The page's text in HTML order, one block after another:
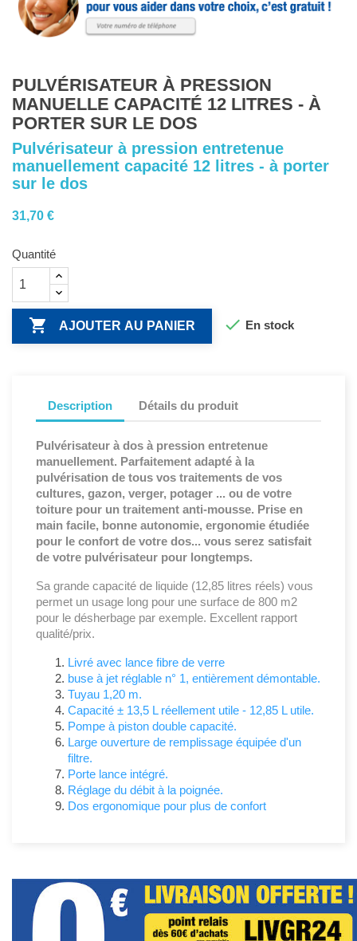
PULVÉRISATEUR À PRESSION
MANUELLE CAPACITÉ 12 LITRES - À
PORTER SUR LE DOS
Pulvérisateur à pression entretenue
manuellement capacité 12 litres - à porter
sur le dos
31,70 €
Quantité
 AJOUTER AU PANIER  En stock
Description Détails du produit
Pulvérisateur à dos à pression entretenue
manuellement. Parfaitement adapté à la
pulvérisation de tous vos traitements de vos
cultures, gazon, verger, potager ... ou de votre
toiture pour un traitement anti-mousse. Prise en
main facile, bonne autonomie, ergonomie étudiée
pour le confort de votre dos... vous serez satisfait
de votre pulvérisateur pour longtemps.
Sa grande capacité de liquide (12,85 litres réels) vous
permet un usage long pour une surface de 800 m2
pour le désherbage par exemple. Excellent rapport
qualité/prix.
Livré avec lance fibre de verre
buse à jet réglable n° 1, entièrement démontable.
Tuyau 1,20 m.
Capacité ± 13,5 L réellement utile - 12,85 L utile.
Pompe à piston double capacité.
Large ouverture de remplissage équipée d'un
filtre.
Porte lance intégré.
Réglage du débit à la poignée.
Dos ergonomique pour plus de confort